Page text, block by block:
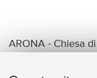
ARONA - Chiesa